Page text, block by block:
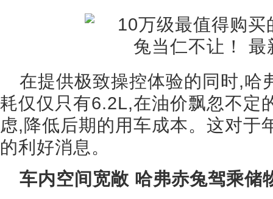
在提供极致操控体验的同时,哈
耗仅仅只有6.2L,在油价飘忽不定
虑,降低后期的用车成本。这对于
的利好消息。
车内空间宽敞 哈弗赤兔驾乘储